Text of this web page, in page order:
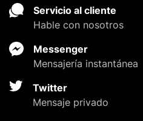
Servicio al cliente
Hable con nosotros
Messenger
Mensajería instantánea
Twitter
Mensaje privado